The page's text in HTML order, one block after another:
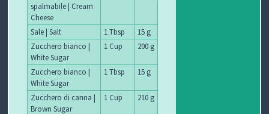
spalmabile | Cream
Cheese
Sale | Salt 1 Tbsp
15 g
Zucchero bianco |
White Sugar
1 Cup 200 g
Zucchero bianco |
White Sugar
1 Tbsp 15 g
Zucchero di canna |
Brown Sugar
1 Cup 210 g